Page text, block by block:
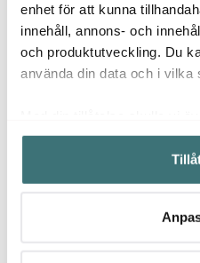
enhet för att kunna
innehåll, annons- och
och produktutveckling. Du
använda din data och i vilka
Samla in information
kan ha en noggrannhet
Identifiera din enhet
Ta reda på mer om hur dina
Tell Me More
Nella handduk våfflad
50x70 cm taupe stripe
119 kr 149 kr
Låt dig